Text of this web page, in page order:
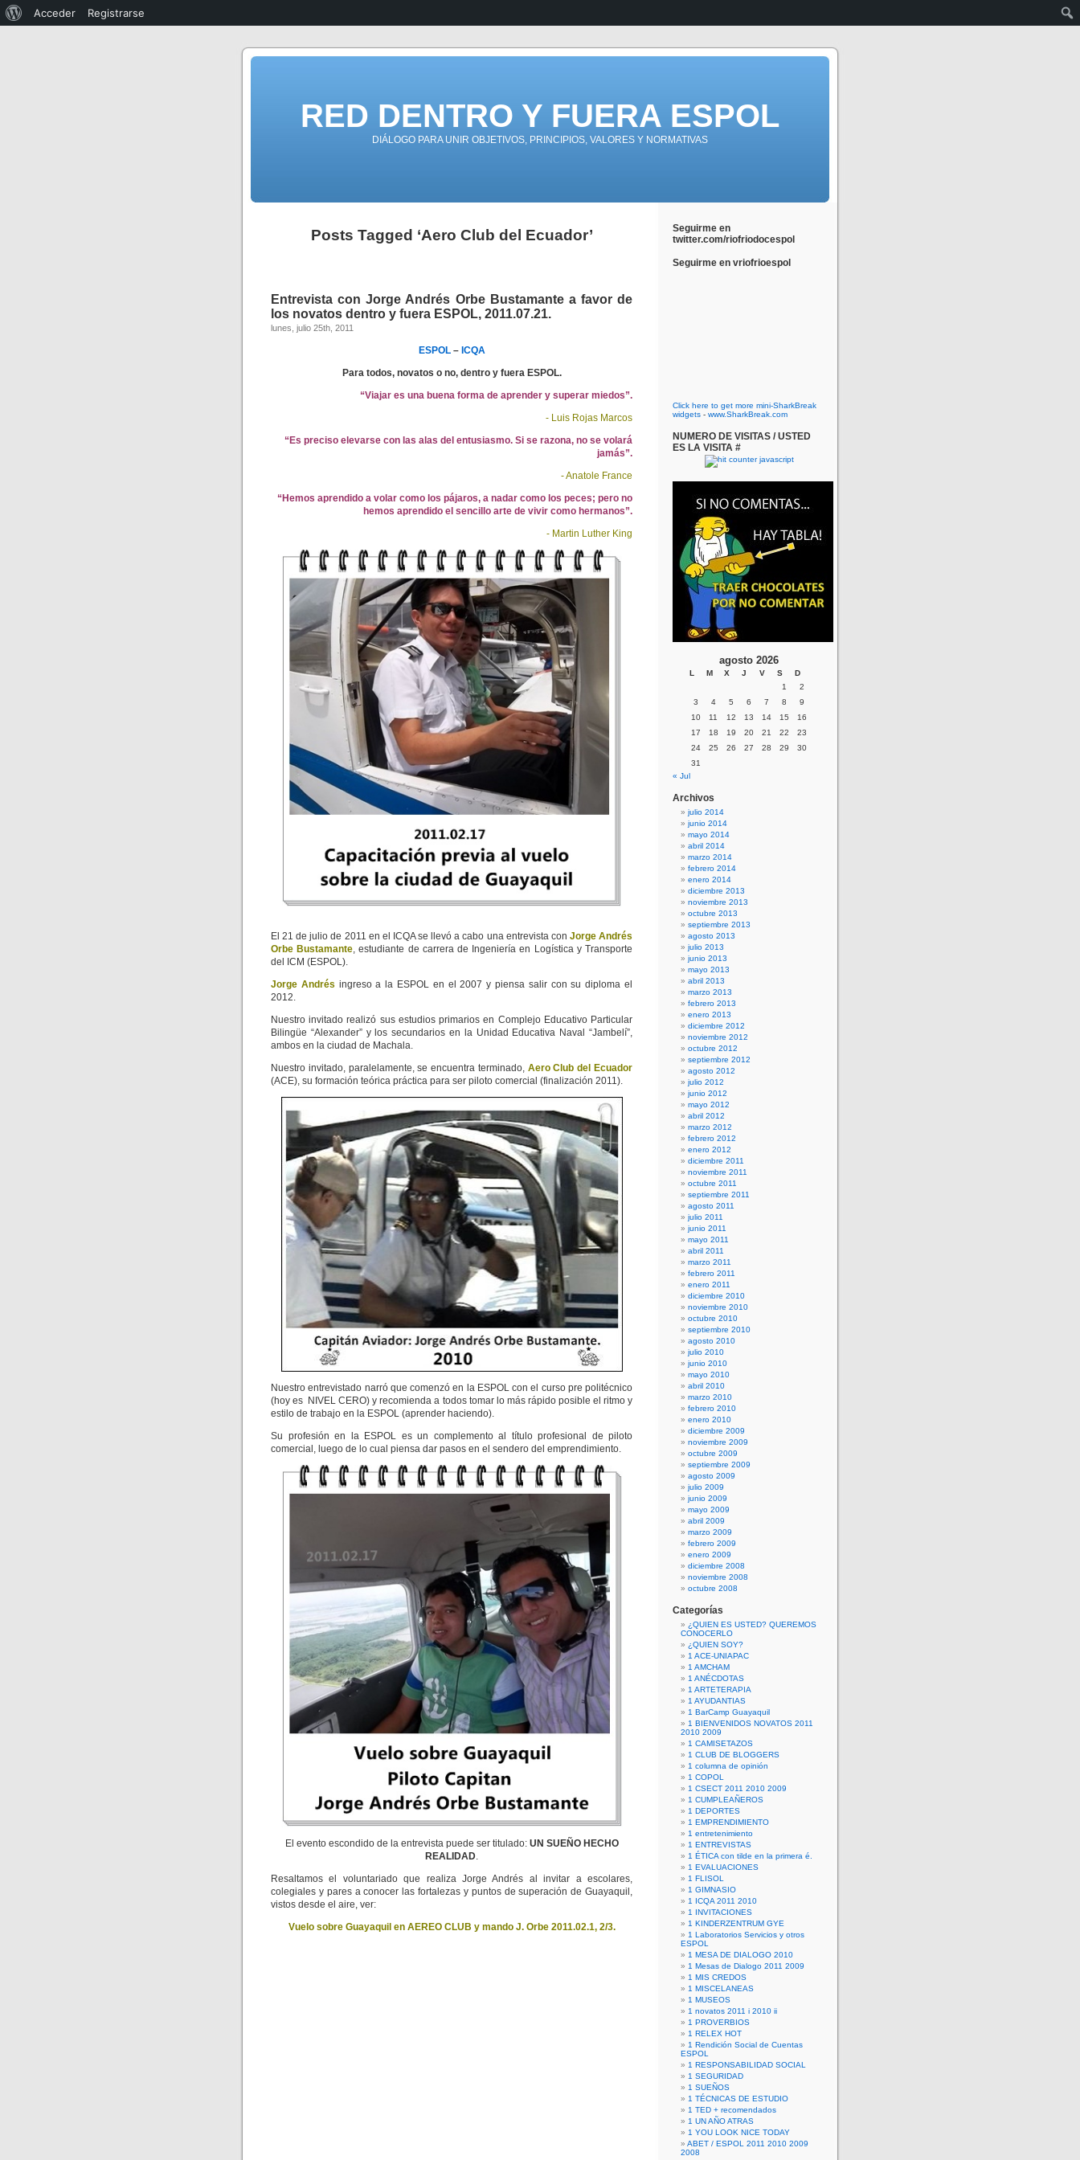
RED DENTRO Y FUERA ESPOL
DIÁLOGO PARA UNIR OBJETIVOS, PRINCIPIOS, VALORES Y NORMATIVAS
Posts Tagged ‘Aero Club del Ecuador’
Entrevista con Jorge Andrés Orbe Bustamante a favor de
los novatos dentro y fuera ESPOL, 2011.07.21.
lunes, julio 25th, 2011
ESPOL– ICQA
Para todos, novatos o no, dentro y fuera ESPOL.
“Viajar es una buena forma de aprender y superar miedos”.
- Luis Rojas Marcos
“Es preciso elevarse con las alas del entusiasmo. Si se razona, no se volará
jamás”.
- Anatole France
“Hemos aprendido a volar como los pájaros, a nadar como los peces; pero no
hemos aprendido el sencillo arte de vivir como hermanos”.
- Martin Luther King
El 21 de julio de 2011 en el ICQA se llevó a cabo una entrevista con Jorge Andrés
Orbe Bustamante, estudiante de carrera de Ingeniería en Logística y Transporte
del ICM (ESPOL).
Jorge Andrés ingreso a la ESPOL en el 2007 y piensa salir con su diploma el
2012.
Nuestro invitado realizó sus estudios primarios en Complejo Educativo Particular
Bilingüe “Alexander” y los secundarios en la Unidad Educativa Naval “Jambelí”,
ambos en la ciudad de Machala.
Nuestro invitado, paralelamente, se encuentra terminado, Aero Club del Ecuador
(ACE), su formación teórica práctica para ser piloto comercial (finalización 2011).
Nuestro entrevistado narró que comenzó en la ESPOL con el curso pre politécnico
(hoy es NIVEL CERO) y recomienda a todos tomar lo más rápido posible el ritmo y
estilo de trabajo en la ESPOL (aprender haciendo).
Su profesión en la ESPOL es un complemento al título profesional de piloto
comercial, luego de lo cual piensa dar pasos en el sendero del emprendimiento.
El evento escondido de la entrevista puede ser titulado: UN SUEÑO HECHO
REALIDAD.
Resaltamos el voluntariado que realiza Jorge Andrés al invitar a escolares,
colegiales y pares a conocer las fortalezas y puntos de superación de Guayaquil,
vistos desde el aire, ver:
Vuelo sobre Guayaquil en AEREO CLUB y mando J. Orbe 2011.02.1, 2/3.
Seguirme en
twitter.com/riofriodocespol
Seguirme en vriofrioespol
Click here to get more mini-SharkBreak
widgets - www.SharkBreak.com
NUMERO DE VISITAS / USTED
ES LA VISITA #
agosto 2026
L M X J V S
D
1
2
3
4 5 6 7 8
9
10
11 12 13 14 15
16
17
18 19 20 21 22
23
24
25 26 27 28 29
30
31
« Jul
Archivos
julio 2014
junio 2014
mayo 2014
abril 2014
marzo 2014
febrero 2014
enero 2014
diciembre 2013
noviembre 2013
octubre 2013
septiembre 2013
agosto 2013
julio 2013
junio 2013
mayo 2013
abril 2013
marzo 2013
febrero 2013
enero 2013
diciembre 2012
noviembre 2012
octubre 2012
septiembre 2012
agosto 2012
julio 2012
junio 2012
mayo 2012
abril 2012
marzo 2012
febrero 2012
enero 2012
diciembre 2011
noviembre 2011
octubre 2011
septiembre 2011
agosto 2011
julio 2011
junio 2011
mayo 2011
abril 2011
marzo 2011
febrero 2011
enero 2011
diciembre 2010
noviembre 2010
octubre 2010
septiembre 2010
agosto 2010
julio 2010
junio 2010
mayo 2010
abril 2010
marzo 2010
febrero 2010
enero 2010
diciembre 2009
noviembre 2009
octubre 2009
septiembre 2009
agosto 2009
julio 2009
junio 2009
mayo 2009
abril 2009
marzo 2009
febrero 2009
enero 2009
diciembre 2008
noviembre 2008
octubre 2008
Categorías
¿QUIEN ES USTED? QUEREMOS
CONOCERLO
¿QUIEN SOY?
1 ACE-UNIAPAC
1 AMCHAM
1 ANÉCDOTAS
1 ARTETERAPIA
1 AYUDANTIAS
1 BarCamp Guayaquil
1 BIENVENIDOS NOVATOS 2011
2010 2009
1 CAMISETAZOS
1 CLUB DE BLOGGERS
1 columna de opinión
1 COPOL
1 CSECT 2011 2010 2009
1 CUMPLEAÑEROS
1 DEPORTES
1 EMPRENDIMIENTO
1 entretenimiento
1 ENTREVISTAS
1 ÉTICA con tilde en la primera é.
1 EVALUACIONES
1 FLISOL
1 GIMNASIO
1 ICQA 2011 2010
1 INVITACIONES
1 KINDERZENTRUM GYE
1 Laboratorios Servicios y otros
ESPOL
1 MESA DE DIALOGO 2010
1 Mesas de Dialogo 2011 2009
1 MIS CREDOS
1 MISCELANEAS
1 MUSEOS
1 novatos 2011 i 2010 ii
1 PROVERBIOS
1 RELEX HOT
1 Rendición Social de Cuentas
ESPOL
1 RESPONSABILIDAD SOCIAL
1 SEGURIDAD
1 SUEÑOS
1 TÉCNICAS DE ESTUDIO
1 TED + recomendados
1 UN AÑO ATRAS
1 YOU LOOK NICE TODAY
ABET / ESPOL 2011 2010 2009
2008
Acceder Registrarse